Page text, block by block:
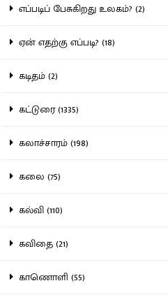
எப்படிப் பேசுகிறது உலகம்? (2)
ஏன் எதற்கு எப்படி? (18)
கடிதம் (2)
கட்டுரை (1335)
கலாச்சாரம் (198)
கலை (75)
கல்வி (110)
கவிதை (21)
காணொளி (55)